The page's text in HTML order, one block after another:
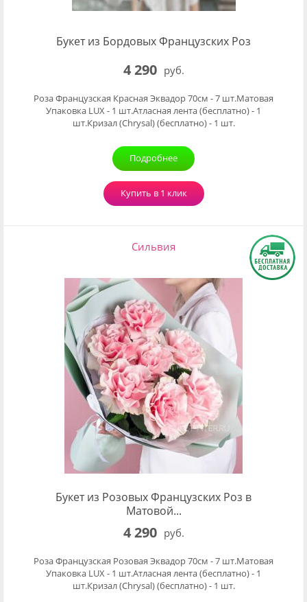
Букет из Бордовых Французских Роз
4 290 руб.
Роза Французская Красная Эквадор 70см - 7 шт.Матовая
Упаковка LUX - 1 шт.Атласная лента (бесплатно) - 1
шт.Кризал (Chrysal) (бесплатно) - 1 шт.
Подробнее
Купить в 1 клик
Сильвия
Букет из Розовых Французских Роз в
Матовой...
4 290 руб.
Роза Французская Розовая Эквадор 70см - 7 шт.Матовая
Упаковка LUX - 1 шт.Атласная лента (бесплатно) - 1
шт.Кризал (Chrysal) (бесплатно) - 1 шт.